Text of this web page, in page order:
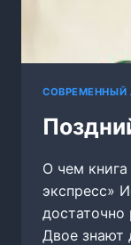
О чем
экспресс»
достаточно
Двое знают